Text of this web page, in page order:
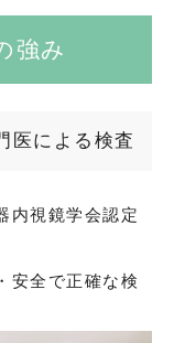
強み
医による検査
内視鏡学会認定
安全で正確な検